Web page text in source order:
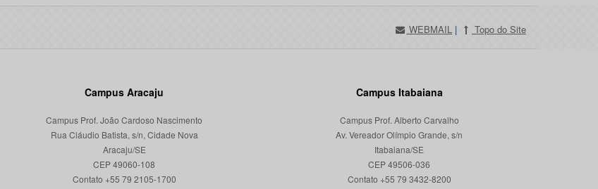
WEBMAIL | Topo do Site
Campus Aracaju
Campus Prof. João Cardoso Nascimento
Rua Cláudio Batista, s/n, Cidade Nova
Aracaju/SE
CEP 49060-108
Campus Itabaiana
Campus Prof. Alberto Carvalho
Av. Vereador Olímpio Grande, s/n
Itabaiana/SE
CEP 49506-036